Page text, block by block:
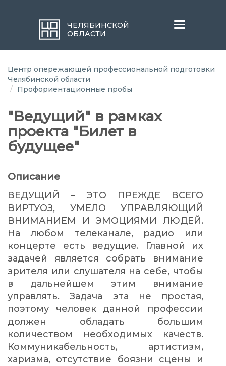
ЧЕЛЯБИНСКОЙ
ОБЛАСТИ
Меню
Центр опережающей профессиональной подготовки
Челябинской области
Профориентационные пробы
"Ведущий" в рамках
проекта "Билет в
будущее"
Описание
ВЕДУЩИЙ – ЭТО ПРЕЖДЕ ВСЕГО
ВИРТУОЗ, УМЕЛО УПРАВЛЯЮЩИЙ
ВНИМАНИЕМ И ЭМОЦИЯМИ ЛЮДЕЙ.
На любом телеканале, радио или
концерте есть ведущие. Главной их
задачей является собрать внимание
зрителя или слушателя на себе, чтобы
в дальнейшем этим внимание
управлять. Задача эта не простая,
поэтому человек данной профессии
должен обладать большим
количеством необходимых качеств.
Коммуникабельность, артистизм,
харизма, отсутствие боязни сцены и